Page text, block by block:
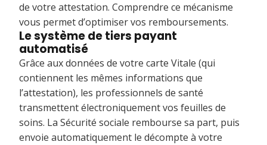
de votre attestation. Comprendre ce mécanisme
vous permet d’optimiser vos remboursements.
Le système de tiers payant
automatisé
Grâce aux données de votre carte Vitale (qui
contiennent les mêmes informations que
l’attestation), les professionnels de santé
transmettent électroniquement vos feuilles de
soins. La Sécurité sociale rembourse sa part, puis
envoie automatiquement le décompte à votre